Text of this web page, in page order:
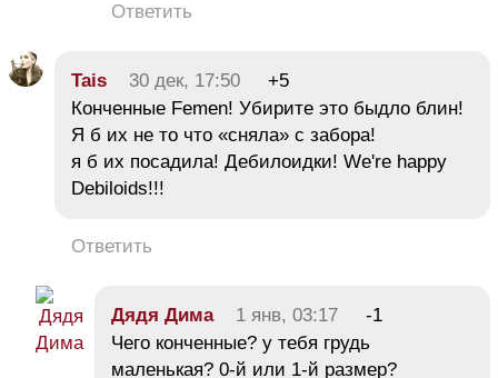
Ответить
Tais 30 дек, 17:50
+5
Конченные Femen! Убирите это быдло блин!
Я б их не то что «сняла» с забора!
я б их посадила! Дебилоидки! We're happy
Debiloids!!!
Ответить
Дядя Дима 1 янв, 03:17
-1
Чего конченные? у тебя грудь
маленькая? 0-й или 1-й размер?